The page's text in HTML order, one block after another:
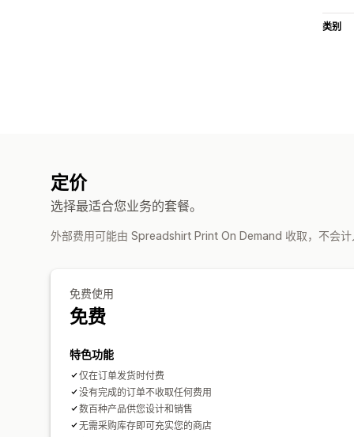
类别
定价
选择最适合您业务的套餐。
外部费用可能由 Spreadshirt Print On Demand 收取，不会
免费使用
免费
特色功能
仅在订单发货时付费
没有完成的订单不收取任何费用
数百种产品供您设计和销售
无需采购库存即可充实您的商店